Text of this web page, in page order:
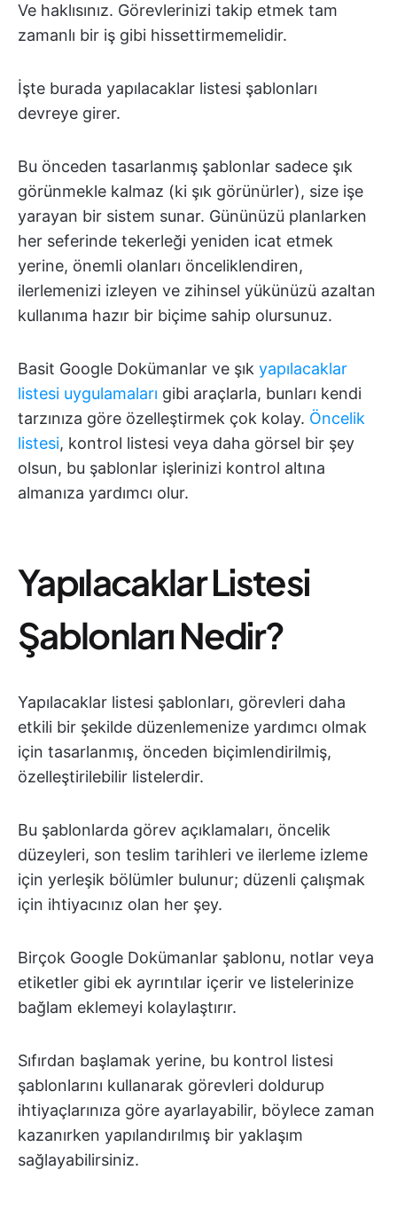
Ve haklısınız. Görevlerinizi takip etmek tam
zamanlı bir iş gibi hissettirmemelidir.
İşte burada yapılacaklar listesi şablonları
devreye girer.
Bu önceden tasarlanmış şablonlar sadece şık
görünmekle kalmaz (ki şık görünürler), size işe
yarayan bir sistem sunar. Gününüzü planlarken
her seferinde tekerleği yeniden icat etmek
yerine, önemli olanları önceliklendiren,
ilerlemenizi izleyen ve zihinsel yükünüzü azaltan
kullanıma hazır bir biçime sahip olursunuz.
Basit Google Dokümanlar ve şık yapılacaklar
listesi uygulamaları gibi araçlarla, bunları kendi
tarzınıza göre özelleştirmek çok kolay. Öncelik
listesi, kontrol listesi veya daha görsel bir şey
olsun, bu şablonlar işlerinizi kontrol altına
almanıza yardımcı olur.
Yapılacaklar Listesi
Şablonları Nedir?
Yapılacaklar listesi şablonları, görevleri daha
etkili bir şekilde düzenlemenize yardımcı olmak
için tasarlanmış, önceden biçimlendirilmiş,
özelleştirilebilir listelerdir.
Bu şablonlarda görev açıklamaları, öncelik
düzeyleri, son teslim tarihleri ve ilerleme izleme
için yerleşik bölümler bulunur; düzenli çalışmak
için ihtiyacınız olan her şey.
Birçok Google Dokümanlar şablonu, notlar veya
etiketler gibi ek ayrıntılar içerir ve listelerinize
bağlam eklemeyi kolaylaştırır.
Sıfırdan başlamak yerine, bu kontrol listesi
şablonlarını kullanarak görevleri doldurup
ihtiyaçlarınıza göre ayarlayabilir, böylece zaman
kazanırken yapılandırılmış bir yaklaşım
sağlayabilirsiniz.